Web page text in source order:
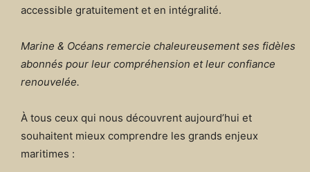
accessible gratuitement et en intégralité.
Marine & Océans remercie chaleureusement ses fidèles
abonnés pour leur compréhension et leur confiance
renouvelée.
À tous ceux qui nous découvrent aujourd’hui et
souhaitent mieux comprendre les grands enjeux
maritimes :